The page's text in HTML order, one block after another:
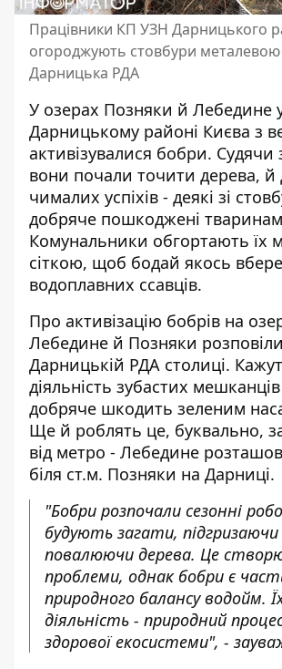
Працівники КП УЗН Дарницького
огороджують стовбури металевою
Дарницька РДА
У озерах Позняки й Лебедине
Дарницькому районі Києва з
активізувалися бобри. Судячи
вони почали точити дерева, й
чималих успіхів - деякі зі
добряче пошкоджені
Комунальники обгортають їх
сіткою, щоб бодай якось
водоплавних ссавців.
Про активізацію бобрів на
Лебедине й Позняки
Дарницькій РДА столиці.
діяльність зубастих
добряче шкодить зеленим
Ще й роблять це, буквально,
від метро - Лебедине
біля ст.м. Позняки на Дарниці.
"Бобри розпочали сезонні
будують загати,
повалюючи дерева. Це
проблеми, однак бобри є
природного балансу водойм.
діяльність - природний
здорової екосистеми", -